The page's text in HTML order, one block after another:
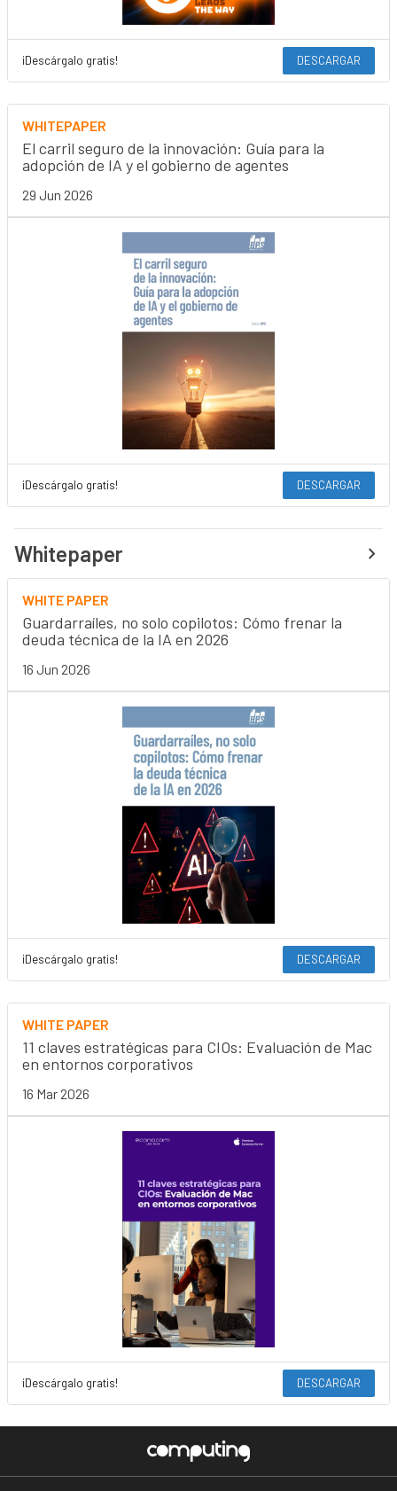
¡Descárgalo gratis! DESCARGAR
WHITEPAPER
El carril seguro de la innovación: Guía para la
adopción de IA y el gobierno de agentes
29 Jun 2026
¡Descárgalo gratis! DESCARGAR
Whitepaper
WHITE PAPER
Guardarraíles, no solo copilotos: Cómo frenar la
deuda técnica de la IA en 2026
16 Jun 2026
¡Descárgalo gratis! DESCARGAR
WHITE PAPER
11 claves estratégicas para CIOs: Evaluación de Mac
en entornos corporativos
16 Mar 2026
¡Descárgalo gratis! DESCARGAR